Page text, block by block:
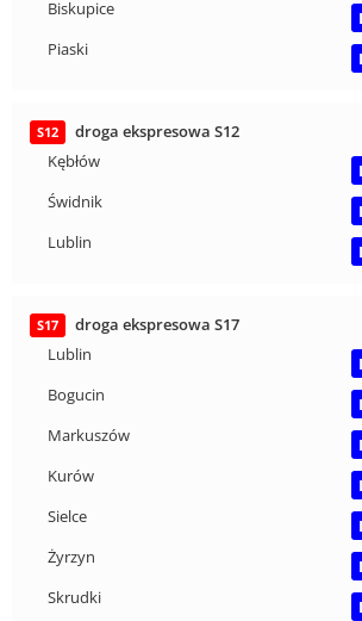
Biskupice
Piaski
S12
droga ekspresowa S12
Kębłów
Świdnik
Lublin
S17
droga ekspresowa S17
Lublin
Bogucin
Markuszów
Kurów
Sielce
Żyrzyn
Skrudki